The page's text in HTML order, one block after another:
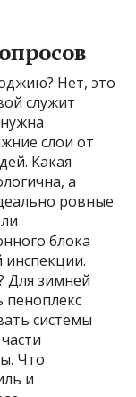
Нет, это
служит
слои от
Какая
а
ровные
блока
инспекции.
Для зимней
пеноплекс
системы
Что
и